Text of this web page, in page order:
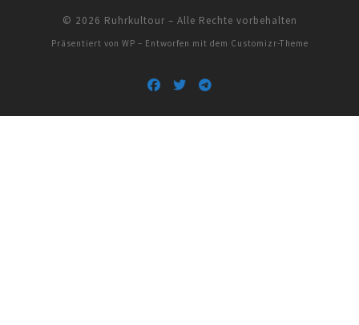
© 2026 Ruhrkultour– Alle Rechte vorbehalten
Präsentiert von WP – Entworfen mit dem Customizr-Theme